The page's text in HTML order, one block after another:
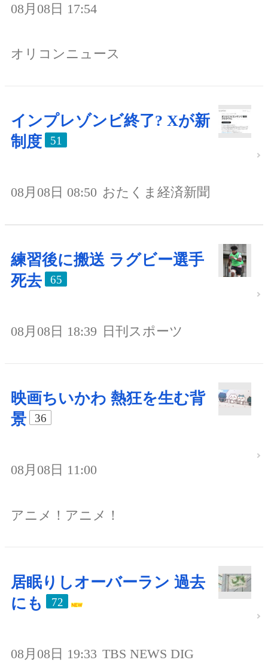
08月08日 17:54
オリコンニュース
インプレゾンビ終了? Xが新
制度
51
08月08日 08:50 おたくま経済新聞
練習後に搬送 ラグビー選手
死去
65
08月08日 18:39 日刊スポーツ
映画ちいかわ 熱狂を生む背
景
36
08月08日 11:00
アニメ！アニメ！
居眠りしオーバーラン 過去
にも
72
08月08日 19:33 TBS NEWS DIG